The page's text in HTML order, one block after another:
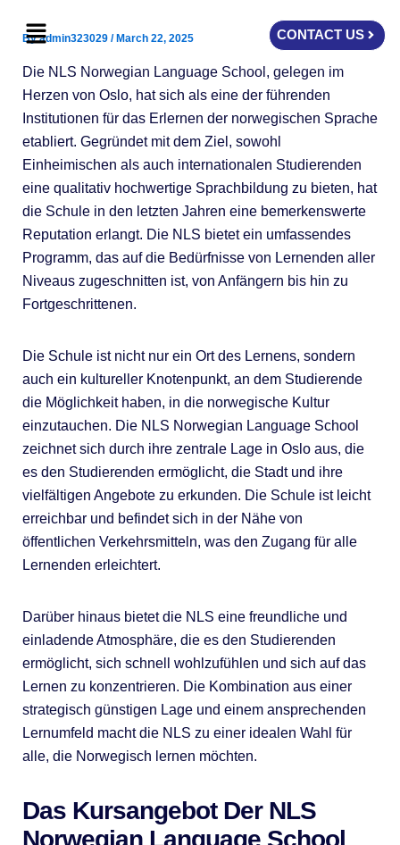
Menu CONTACT US
Byadmin323029 /March 22, 2025
Die NLS Norwegian Language School, gelegen im
Herzen von Oslo, hat sich als eine der führenden
Institutionen für das Erlernen der norwegischen Sprache
etabliert. Gegründet mit dem Ziel, sowohl
Einheimischen als auch internationalen Studierenden
eine qualitativ hochwertige Sprachbildung zu bieten, hat
die Schule in den letzten Jahren eine bemerkenswerte
Reputation erlangt. Die NLS bietet ein umfassendes
Programm, das auf die Bedürfnisse von Lernenden aller
Niveaus zugeschnitten ist, von Anfängern bis hin zu
Fortgeschrittenen.
Die Schule ist nicht nur ein Ort des Lernens, sondern
auch ein kultureller Knotenpunkt, an dem Studierende
die Möglichkeit haben, in die norwegische Kultur
einzutauchen. Die NLS Norwegian Language School
zeichnet sich durch ihre zentrale Lage in Oslo aus, die
es den Studierenden ermöglicht, die Stadt und ihre
vielfältigen Angebote zu erkunden. Die Schule ist leicht
erreichbar und befindet sich in der Nähe von
öffentlichen Verkehrsmitteln, was den Zugang für alle
Lernenden erleichtert.
Darüber hinaus bietet die NLS eine freundliche und
einladende Atmosphäre, die es den Studierenden
ermöglicht, sich schnell wohlzufühlen und sich auf das
Lernen zu konzentrieren. Die Kombination aus einer
strategisch günstigen Lage und einem ansprechenden
Lernumfeld macht die NLS zu einer idealen Wahl für
alle, die Norwegisch lernen möchten.
Das Kursangebot Der NLS
Norwegian Language School